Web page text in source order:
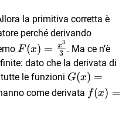
la primitiva corretta è
perché derivando
F(x)=\frac{x^3}
{3}
F (x) = 3
x3
. Ma ce n’è
dato che la derivata di
le funzioni
{3}+c
G(x) =
come derivata f(x)=x^2
f(x) =